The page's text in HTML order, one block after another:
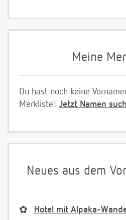
Meine
Du hast noch keine
Merkliste! Jetzt Namen
Neues aus dem
✿ Hotel mit Alpaka-